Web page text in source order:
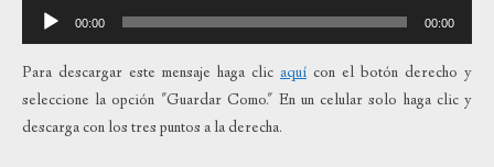
Reproductor
de
audio
00:00 00:00
Para descargar este mensaje haga clic aquí con el botón derecho y
seleccione la opción "Guardar Como." En un celular solo haga clic y
descarga con los tres puntos a la derecha.